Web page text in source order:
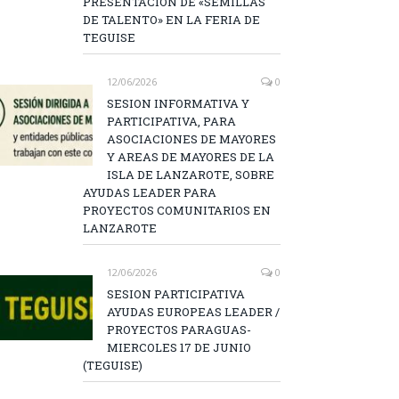
DE TALENTO» EN LA FERIA DE
TEGUISE
12/06/2026 0
SESION INFORMATIVA Y
PARTICIPATIVA, PARA
ASOCIACIONES DE MAYORES
Y AREAS DE MAYORES DE LA
ISLA DE LANZAROTE, SOBRE
AYUDAS LEADER PARA
PROYECTOS COMUNITARIOS EN
LANZAROTE
12/06/2026 0
SESION PARTICIPATIVA
AYUDAS EUROPEAS LEADER /
PROYECTOS PARAGUAS-
MIERCOLES 17 DE JUNIO
(TEGUISE)